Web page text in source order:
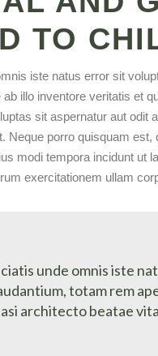
TO
iste natus error sit
illo inventore veritatis et
sit aspernatur aut odit
Neque porro quisquam
modi tempora incidunt ut
exercitationem ullam
unde omnis iste
totam rem
architecto beatae